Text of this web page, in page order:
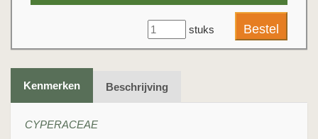
stuks
Kenmerken Beschrijving
CYPERACEAE